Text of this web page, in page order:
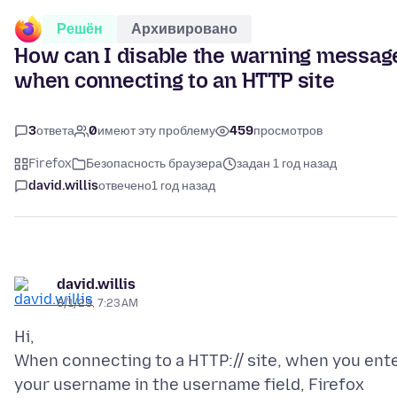
Решён Архивировано
How can I disable the warning
when connecting to an HTTP site
3ответа 0имеют эту проблему 459просмотров
Firefox Безопасность браузера
задан 1 год назад
david.willisотвечено1 год назад
david.willis
8/1/25, 7:23 AM
Hi,
When connecting to a HTTP:// site, when you
your username in the username field, Firefox